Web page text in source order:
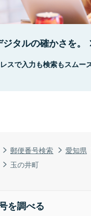
郵便番号検索
愛知県
玉の井町
タルの確かさを。
スで入力も検索もスムーズ
を調べる